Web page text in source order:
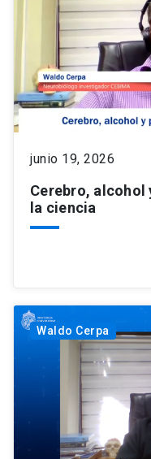
junio 19, 2026
Cerebro, alcohol
la ciencia
Waldo Cerpa